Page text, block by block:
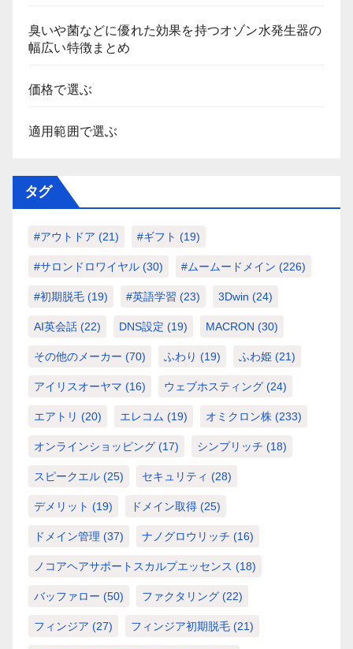
臭いや菌などに優れた効果を持つオゾン水発生器の
幅広い特徴まとめ
価格で選ぶ
適用範囲で選ぶ
タグ
#アウトドア (21) #ギフト (19)
#サロンドロワイヤル (30) #ムームードメイン (226)
#初期脱毛 (19) #英語学習 (23) 3Dwin (24)
AI英会話 (22) DNS設定 (19) MACRON (30)
その他のメーカー (70) ふわり (19) ふわ姫 (21)
アイリスオーヤマ (16) ウェブホスティング (24)
エアトリ (20) エレコム (19) オミクロン株 (233)
オンラインショッピング (17) シンプリッチ (18)
スピークエル (25) セキュリティ (28)
デメリット (19) ドメイン取得 (25)
ドメイン管理 (37) ナノグロウリッチ (16)
ノコアヘアサポートスカルプエッセンス (18)
バッファロー (50) ファクタリング (22)
フィンジア (27) フィンジア初期脱毛 (21)